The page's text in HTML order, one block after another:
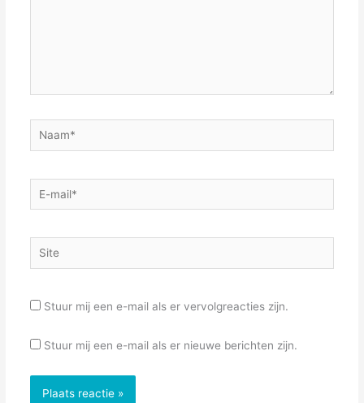
Naam*
E-
mail*
Site
Stuur mij een e-mail als er vervolgreacties zijn.
Stuur mij een e-mail als er nieuwe berichten zijn.